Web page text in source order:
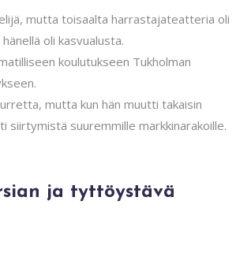
mutta toisaalta harrastajateatteria oli
oli kasvualusta.
koulutukseen Tukholman
mutta kun hän muutti takaisin
siirtymistä suuremmille markkinarakoille.
ja tyttöystävä